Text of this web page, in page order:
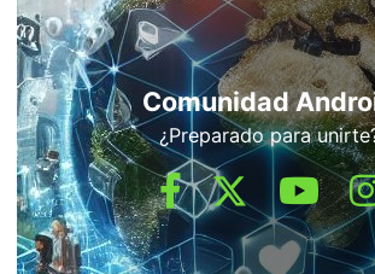
Comunidad
¿Preparado para